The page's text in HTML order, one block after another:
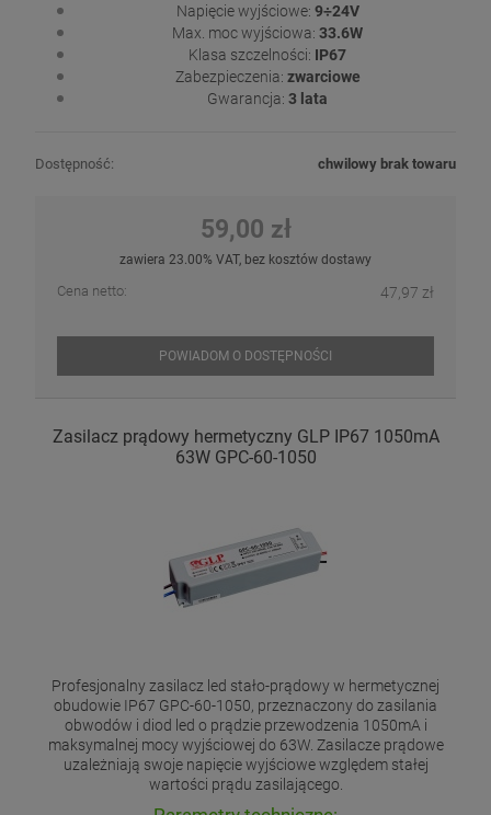
Napięcie wyjściowe: 9÷24V
Max. moc wyjściowa: 33.6W
Klasa szczelności: IP67
Zabezpieczenia: zwarciowe
Gwarancja: 3 lata
Dostępność: chwilowy brak towaru
59,00 zł
zawiera 23.00% VAT, bez kosztów dostawy
Cena netto: 47,97 zł
POWIADOM O DOSTĘPNOŚCI
Zasilacz prądowy hermetyczny GLP IP67 1050mA
63W GPC-60-1050
Profesjonalny zasilacz led stało-prądowy w hermetycznej
obudowie IP67 GPC-60-1050, przeznaczony do zasilania
obwodów i diod led o prądzie przewodzenia 1050mA i
maksymalnej mocy wyjściowej do 63W. Zasilacze prądowe
uzależniają swoje napięcie wyjściowe względem stałej
wartości prądu zasilającego.